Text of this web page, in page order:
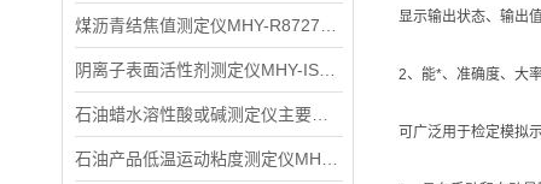
显示输出状态、输出
2、能*、准确度、大
可广泛用于检定模拟